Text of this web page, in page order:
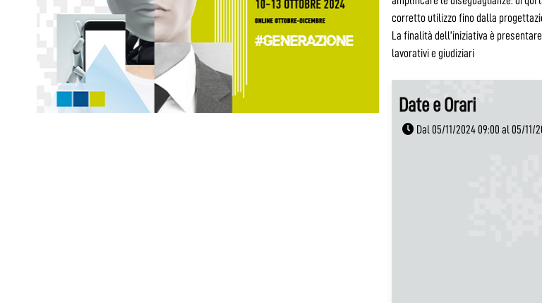
corretto utilizzo fino dalla
La finalità dell’iniziativa è
lavorativi e giudiziari
Date e Orari
Dal 05/11/2024 09:00 al 05/11/